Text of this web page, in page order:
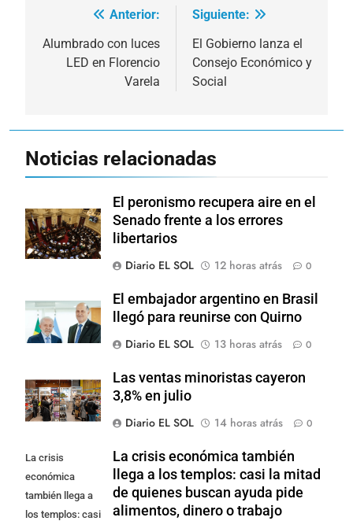
Navegación
de
Anterior:
Alumbrado con luces
LED en Florencio
Varela
Siguiente:
El Gobierno lanza el
Consejo Económico y
Social
Noticias relacionadas
El peronismo recupera aire en el
Senado frente a los errores
libertarios
Diario EL SOL
12 horas atrás 0
El embajador argentino en Brasil
llegó para reunirse con Quirno
Diario EL SOL
13 horas atrás 0
Las ventas minoristas cayeron
3,8% en julio
Diario EL SOL
14 horas atrás 0
La crisis
económica
también llega a
los templos: casi
La crisis económica también
llega a los templos: casi la mitad
de quienes buscan ayuda pide
alimentos, dinero o trabajo